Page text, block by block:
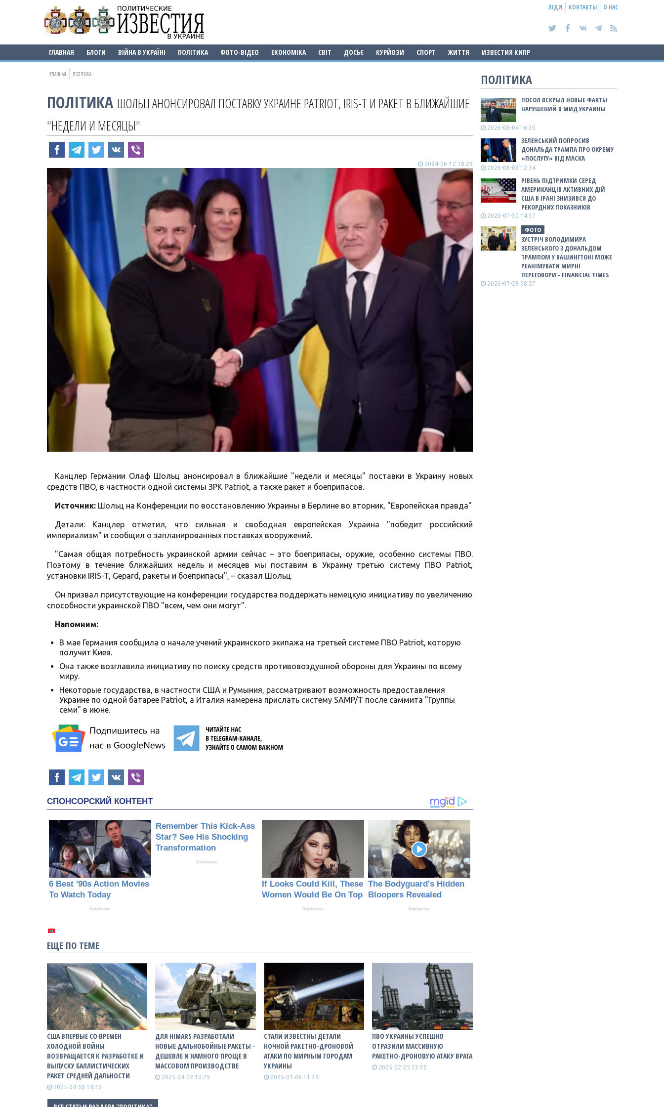
ЛЕДИ КОНТАКТЫ О НАС
ГЛАВНАЯ БЛОГИ ВІЙНА В УКРАЇНІ ПОЛІТИКА ФОТО-ВІДЕО ЕКОНОМІКА СВІТ ДОСЬЄ КУРЙОЗИ СПОРТ ЖИТТЯ ИЗВЕСТИЯ КИПР
ГЛАВНАЯ ПОЛІТИКА
ПОЛІТИКА ШОЛЬЦ АНОНСИРОВАЛ ПОСТАВКУ УКРАИНЕ PATRIOT, IRIS-T И РАКЕТ В БЛИЖАЙШИЕ
"НЕДЕЛИ И МЕСЯЦЫ"
2024-06-12 18:26
Канцлер Германии Олаф Шольц анонсировал в ближайшие "недели и месяцы" поставки в Украину новых
средств ПВО, в частности одной системы ЗРК Patriot, а также ракет и боеприпасов.
Источник: Шольц на Конференции по восстановлению Украины в Берлине во вторник, "Европейская правда"
Детали: Канцлер отметил, что сильная и свободная европейская Украина "победит российский
империализм" и сообщил о запланированных поставках вооружений.
"Самая общая потребность украинской армии сейчас – это боеприпасы, оружие, особенно системы ПВО.
Поэтому в течение ближайших недель и месяцев мы поставим в Украину третью систему ПВО Patriot,
установки IRIS-T, Gepard, ракеты и боеприпасы", – сказал Шольц.
Он призвал присутствующие на конференции государства поддержать немецкую инициативу по увеличению
способности украинской ПВО "всем, чем они могут".
Напомним:
В мае Германия сообщила о начале учений украинского экипажа на третьей системе ПВО Patriot, которую
получит Киев.
Она также возглавила инициативу по поиску средств противовоздушной обороны для Украины по всему
миру.
Некоторые государства, в частности США и Румыния, рассматривают возможность предоставления
Украине по одной батарее Patriot, а Италия намерена прислать систему SAMP/T после саммита "Группы
семи" в июне.
ЕЩЕ ПО ТЕМЕ
США ВПЕРВЫЕ СО ВРЕМЕН
ХОЛОДНОЙ ВОЙНЫ
ВОЗВРАЩАЕТСЯ К РАЗРАБОТКЕ И
ВЫПУСКУ БАЛЛИСТИЧЕСКИХ
РАКЕТ СРЕДНЕЙ ДАЛЬНОСТИ
2025-04-30 14:39
ДЛЯ HIMARS РАЗРАБОТАЛИ
НОВЫЕ ДАЛЬНОБОЙНЫЕ РАКЕТЫ -
ДЕШЕВЛЕ И НАМНОГО ПРОЩЕ В
МАССОВОМ ПРОИЗВОДСТВЕ
2025-04-02 10:29
СТАЛИ ИЗВЕСТНЫ ДЕТАЛИ
НОЧНОЙ РАКЕТНО-ДРОНОВОЙ
АТАКИ ПО МИРНЫМ ГОРОДАМ
УКРАИНЫ
2025-03-06 11:34
ПВО УКРАИНЫ УСПЕШНО
ОТРАЗИЛИ МАССИВНУЮ
РАКЕТНО-ДРОНОВУЮ АТАКУ ВРАГА
2025-02-25 13:35
ПОЛІТИКА
ПОСОЛ ВСКРЫЛ НОВЫЕ ФАКТЫ
НАРУШЕНИЙ В МИД УКРАИНЫ
2026-08-04 16:30
ЗЕЛЕНСЬКИЙ ПОПРОСИВ
ДОНАЛЬДА ТРАМПА ПРО ОКРЕМУ
«ПОСЛУГУ» ВІД МАСКА
2026-08-03 12:34
РІВЕНЬ ПІДТРИМКИ СЕРЕД
АМЕРИКАНЦІВ АКТИВНИХ ДІЙ
США В ІРАНІ ЗНИЗИВСЯ ДО
РЕКОРДНИХ ПОКАЗНИКІВ
2026-07-30 14:37
ФОТО
ЗУСТРІЧ ВОЛОДИМИРА
ЗЕЛЕНСЬКОГО З ДОНАЛЬДОМ
ТРАМПОМ У ВАШИНГТОНІ МОЖЕ
РЕАНІМУВАТИ МИРНІ
ПЕРЕГОВОРИ - FINANCIAL TIMES
2026-07-29 08:27